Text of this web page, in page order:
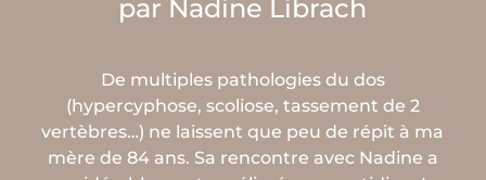
par Nadine Librach
De multiples pathologies du dos
(hypercyphose, scoliose, tassement de 2
vertèbres…) ne laissent que peu de répit à ma
mère de 84 ans. Sa rencontre avec Nadine a